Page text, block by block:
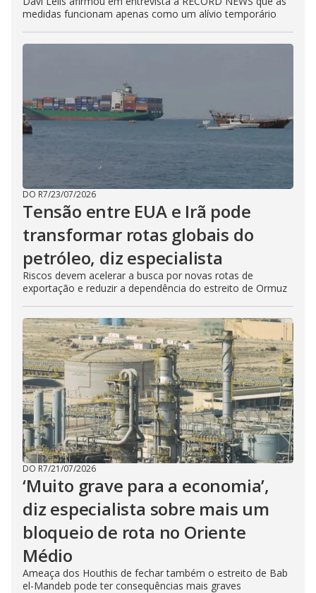
medidas funcionam apenas como um alívio temporário
DO R7/23/07/2026
Tensão entre EUA e Irã pode
transformar rotas globais do
petróleo, diz especialista
Riscos devem acelerar a busca por novas rotas de
exportação e reduzir a dependência do estreito de Ormuz
DO R7/21/07/2026
‘Muito grave para a economia’,
diz especialista sobre mais um
bloqueio de rota no Oriente
Médio
Ameaça dos Houthis de fechar também o estreito de Bab
el-Mandeb pode ter consequências mais graves